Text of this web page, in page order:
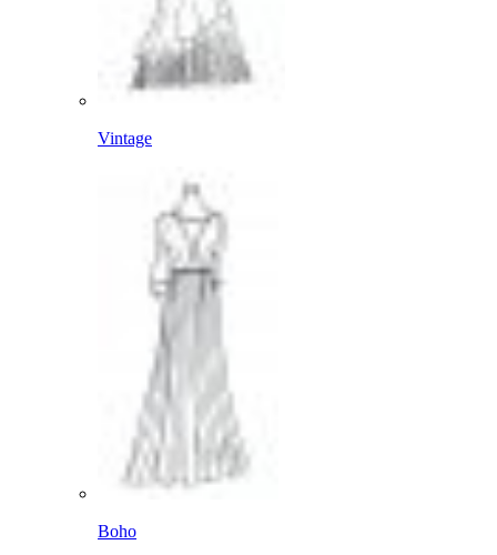
Vintage
Boho